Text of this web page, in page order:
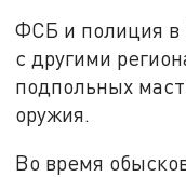
ФСБ и полиция в
с другими
подпольных
оружия.
Во время